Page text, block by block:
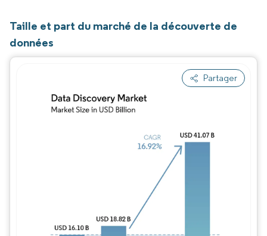
Taille et part du marché de la découverte de
données
Partager
Image © Mordor Intelligence. La